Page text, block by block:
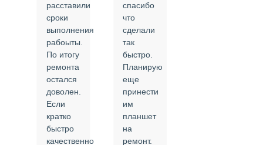
расставили
сроки
выполнения
рабоыты.
По итогу
ремонта
остался
доволен.
Если
кратко
быстро
качественно
спасибо
что
сделали
так
быстро.
Планирую
еще
принести
им
планшет
на
ремонт.